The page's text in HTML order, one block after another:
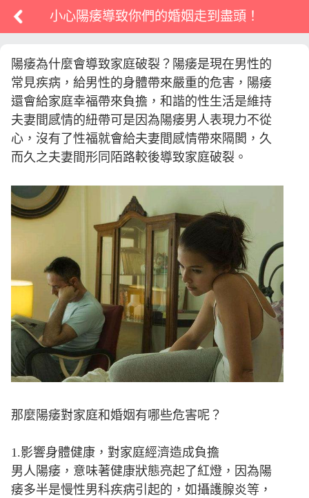
小心陽痿導致你們的婚姻走到盡頭！
陽痿為什麼會導致家庭破裂？陽痿是現在男性的
常見疾病，給男性的身體帶來嚴重的危害，陽痿
還會給家庭幸福帶來負擔，和諧的性生活是維持
夫妻間感情的紐帶可是因為陽痿男人表現力不從
心，沒有了性福就會給夫妻間感情帶來隔閡，久
而久之夫妻間形同陌路較後導致家庭破裂。
那麼陽痿對家庭和婚姻有哪些危害呢？
1.影響身體健康，對家庭經濟造成負擔
男人陽痿，意味著健康狀態亮起了紅燈，因為陽
痿多半是慢性男科疾病引起的，如攝護腺炎等，